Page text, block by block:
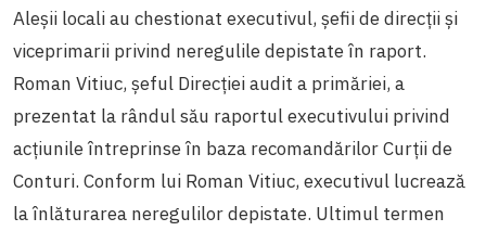
Aleșii locali au chestionat executivul, șefii de direcții și
viceprimarii privind neregulile depistate în raport.
Roman Vitiuc, șeful Direcției audit a primăriei, a
prezentat la rândul său raportul executivului privind
acțiunile întreprinse în baza recomandărilor Curții de
Conturi. Conform lui Roman Vitiuc, executivul lucrează
la înlăturarea neregulilor depistate. Ultimul termen